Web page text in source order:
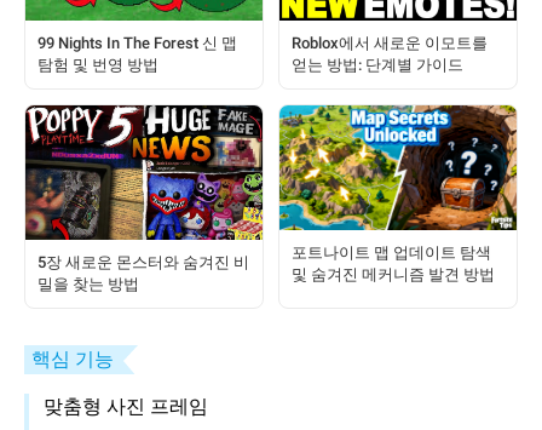
99 Nights In The Forest 신 맵
탐험 및 번영 방법
Roblox에서 새로운 이모트를
얻는 방법: 단계별 가이드
5장 새로운 몬스터와 숨겨진 비
밀을 찾는 방법
포트나이트 맵 업데이트 탐색
및 숨겨진 메커니즘 발견 방법
핵심 기능
맞춤형 사진 프레임